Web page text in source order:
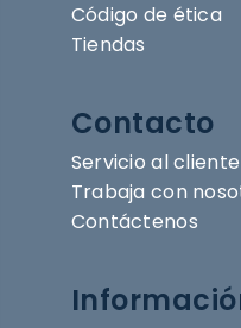
Código de ética
Tiendas
Contacto
Servicio al
Trabaja con
Contáctenos